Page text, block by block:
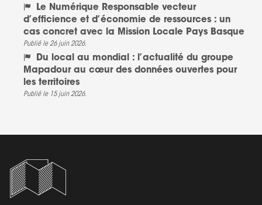
Le Numérique Responsable vecteur
d’efficience et d’économie de ressources : un
cas concret avec la Mission Locale Pays Basque
Publié le 26 juin 2026.
Du local au mondial : l’actualité du groupe
Mapadour au cœur des données ouvertes pour
les territoires
Publié le 15 juin 2026.